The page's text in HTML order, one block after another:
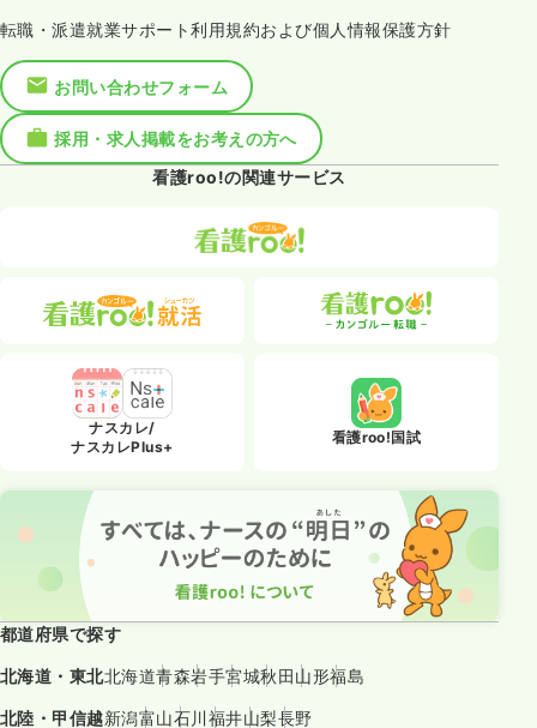
転職・派遣就業サポート利用規約および個人情報保護方針
お問い合わせフォーム
採用・求人掲載をお考えの方へ
看護roo!の関連サービス
ナスカレ/
ナスカレPlus+
看護roo!国試
都道府県で探す
北海道・東北北海道青森岩手宮城秋田山形福島
北陸・甲信越新潟富山石川福井山梨長野